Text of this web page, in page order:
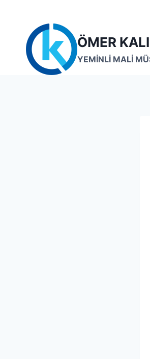
content
ÖMER
YEMİNLİ MALİ